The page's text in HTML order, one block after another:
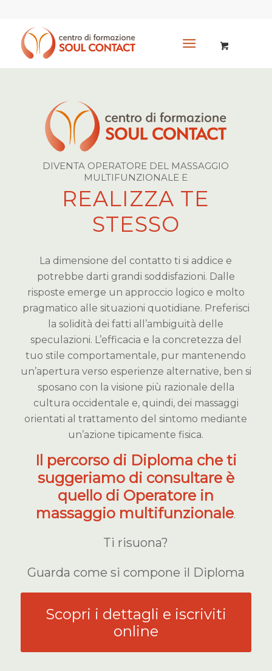
DIVENTA OPERATORE DEL MASSAGGIO
MULTIFUNZIONALE E
REALIZZA TE
STESSO
La dimensione del contatto ti si addice e
potrebbe darti grandi soddisfazioni. Dalle
risposte emerge un approccio logico e molto
pragmatico alle situazioni quotidiane. Preferisci
la solidità dei fatti all’ambiguità delle
speculazioni. L’efficacia e la concretezza del
tuo stile comportamentale, pur mantenendo
un’apertura verso esperienze alternative, ben si
sposano con la visione più razionale della
cultura occidentale e, quindi, dei massaggi
orientati al trattamento del sintomo mediante
un’azione tipicamente fisica.
Il percorso di Diploma che ti
suggeriamo di consultare è
quello di Operatore in
massaggio multifunzionale.
Ti risuona?
Guarda come si compone il Diploma
Scopri i dettagli e iscriviti
online